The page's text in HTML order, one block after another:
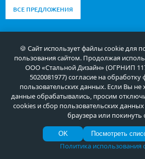
ВСЕ ПРЕДЛОЖЕНИЯ
🍪 Сайт использует файлы cookie для
пользования сайтом. Продолжая
ООО «Стальной Дизайн» (ОГРНИП
5020081977) согласие на
пользовательских данных. Если Вы
данные обрабатывались, просим
cookies и сбор пользовательских
браузера или покинуть
OK Посмотреть
Политика использования